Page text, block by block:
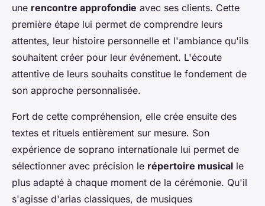
une rencontre approfondie avec ses clients. Cette
première étape lui permet de comprendre leurs
attentes, leur histoire personnelle et l'ambiance qu'ils
souhaitent créer pour leur événement. L'écoute
attentive de leurs souhaits constitue le fondement de
son approche personnalisée.
Fort de cette compréhension, elle crée ensuite des
textes et rituels entièrement sur mesure. Son
expérience de soprano internationale lui permet de
sélectionner avec précision le répertoire musical le
plus adapté à chaque moment de la cérémonie. Qu'il
s'agisse d'arias classiques, de musiques